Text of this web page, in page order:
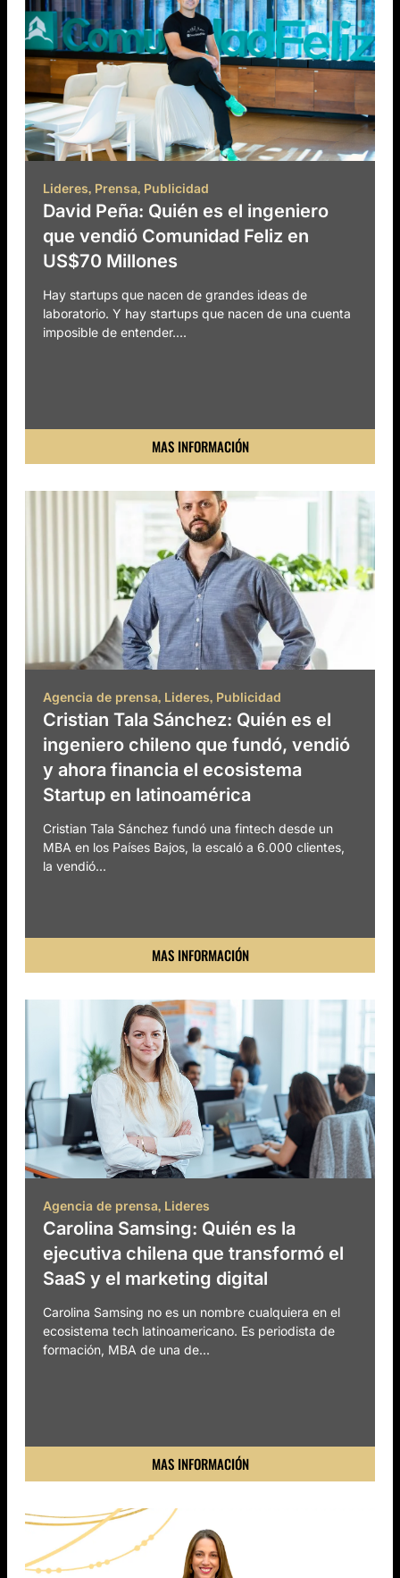
Lideres, Prensa, Publicidad
David Peña: Quién es el ingeniero
que vendió Comunidad Feliz en
US$70 Millones
Hay startups que nacen de grandes ideas de
laboratorio. Y hay startups que nacen de una cuenta
imposible de entender....
MAS INFORMACIÓN
Agencia de prensa, Lideres, Publicidad
Cristian Tala Sánchez: Quién es el
ingeniero chileno que fundó, vendió
y ahora financia el ecosistema
Startup en latinoamérica
Cristian Tala Sánchez fundó una fintech desde un
MBA en los Países Bajos, la escaló a 6.000 clientes,
la vendió...
MAS INFORMACIÓN
Agencia de prensa, Lideres
Carolina Samsing: Quién es la
ejecutiva chilena que transformó el
SaaS y el marketing digital
Carolina Samsing no es un nombre cualquiera en el
ecosistema tech latinoamericano. Es periodista de
formación, MBA de una de...
MAS INFORMACIÓN